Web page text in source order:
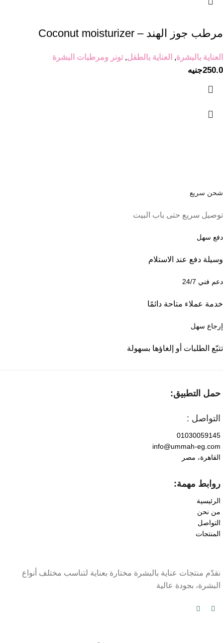
مرطب جوز الهند – Coconut moisturizer
العناية بالبشرة, العناية بالطفل,تونر ومرطبات البشرة
250.0جنيه
شحن سريع
توصيل سريع حتى باب البيت
دفع سهل
وسيلة دفع عند الاستلام
دعم فني 24/7
خدمة عملاء متاحة دائمًا
إرجاع سهل
تتبّع الطلبات أو إلغاؤها بسهولة
حمل التطبيق:
التواصل :
01030059145
info@ummah-eg.com
القاهرة، مصر
روابط مهمة:
الرئيسية
من نحن
التواصل
المنتجات
نقدّم منتجات عناية بالبشرة مختارة بعناية لتناسب مختلف أنواع
البشرة، بجودة عالية